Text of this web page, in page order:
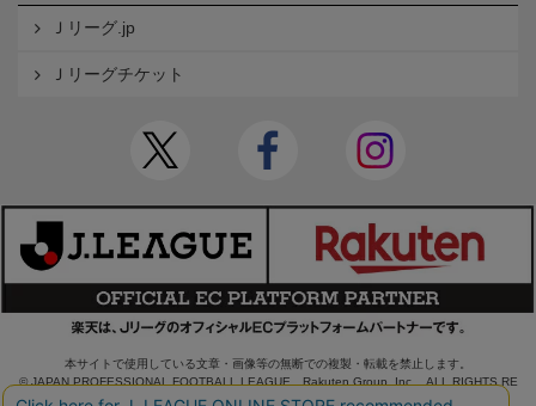
Ｊリーグ.jp
Ｊリーグチケット
本サイトで使用している文章・画像等の無断での複製・転載を禁止します。
© JAPAN PROFESSIONAL FOOTBALL LEAGUE Rakuten Group, Inc. ALL RIGHTS RE
SERVED.